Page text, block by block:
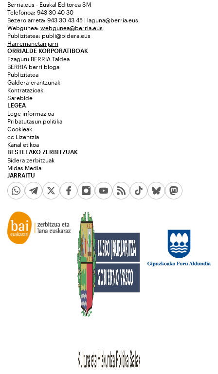
Berria.eus - Euskal Editorea SM
Telefonoa: 943 30 40 30
Bezero arreta: 943 30 43 45 | laguna@berria.eus
Webgunea: webgunea@berria.eus
Publizitatea: publi@bidera.eus
Harremanetan jarri
ORRIALDE KORPORATIBOAK
Ezagutu BERRIA Taldea
BERRIA berri bloga
Publizitatea
Galdera-erantzunak
Kontratazioak
Sarebide
JARRAITU
LEGEA
Lege informazioa
Pribatutasun politika
Cookieak
cc Lizentzia
Kanal etikoa
BESTELAKO ZERBITZUAK
Bidera zerbitzuak
Midas Media